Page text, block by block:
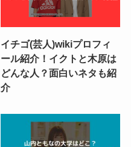
イチゴ(芸人)wikiプロフィ
ール紹介！イクトと木原は
どんな人？面白いネタも紹
介